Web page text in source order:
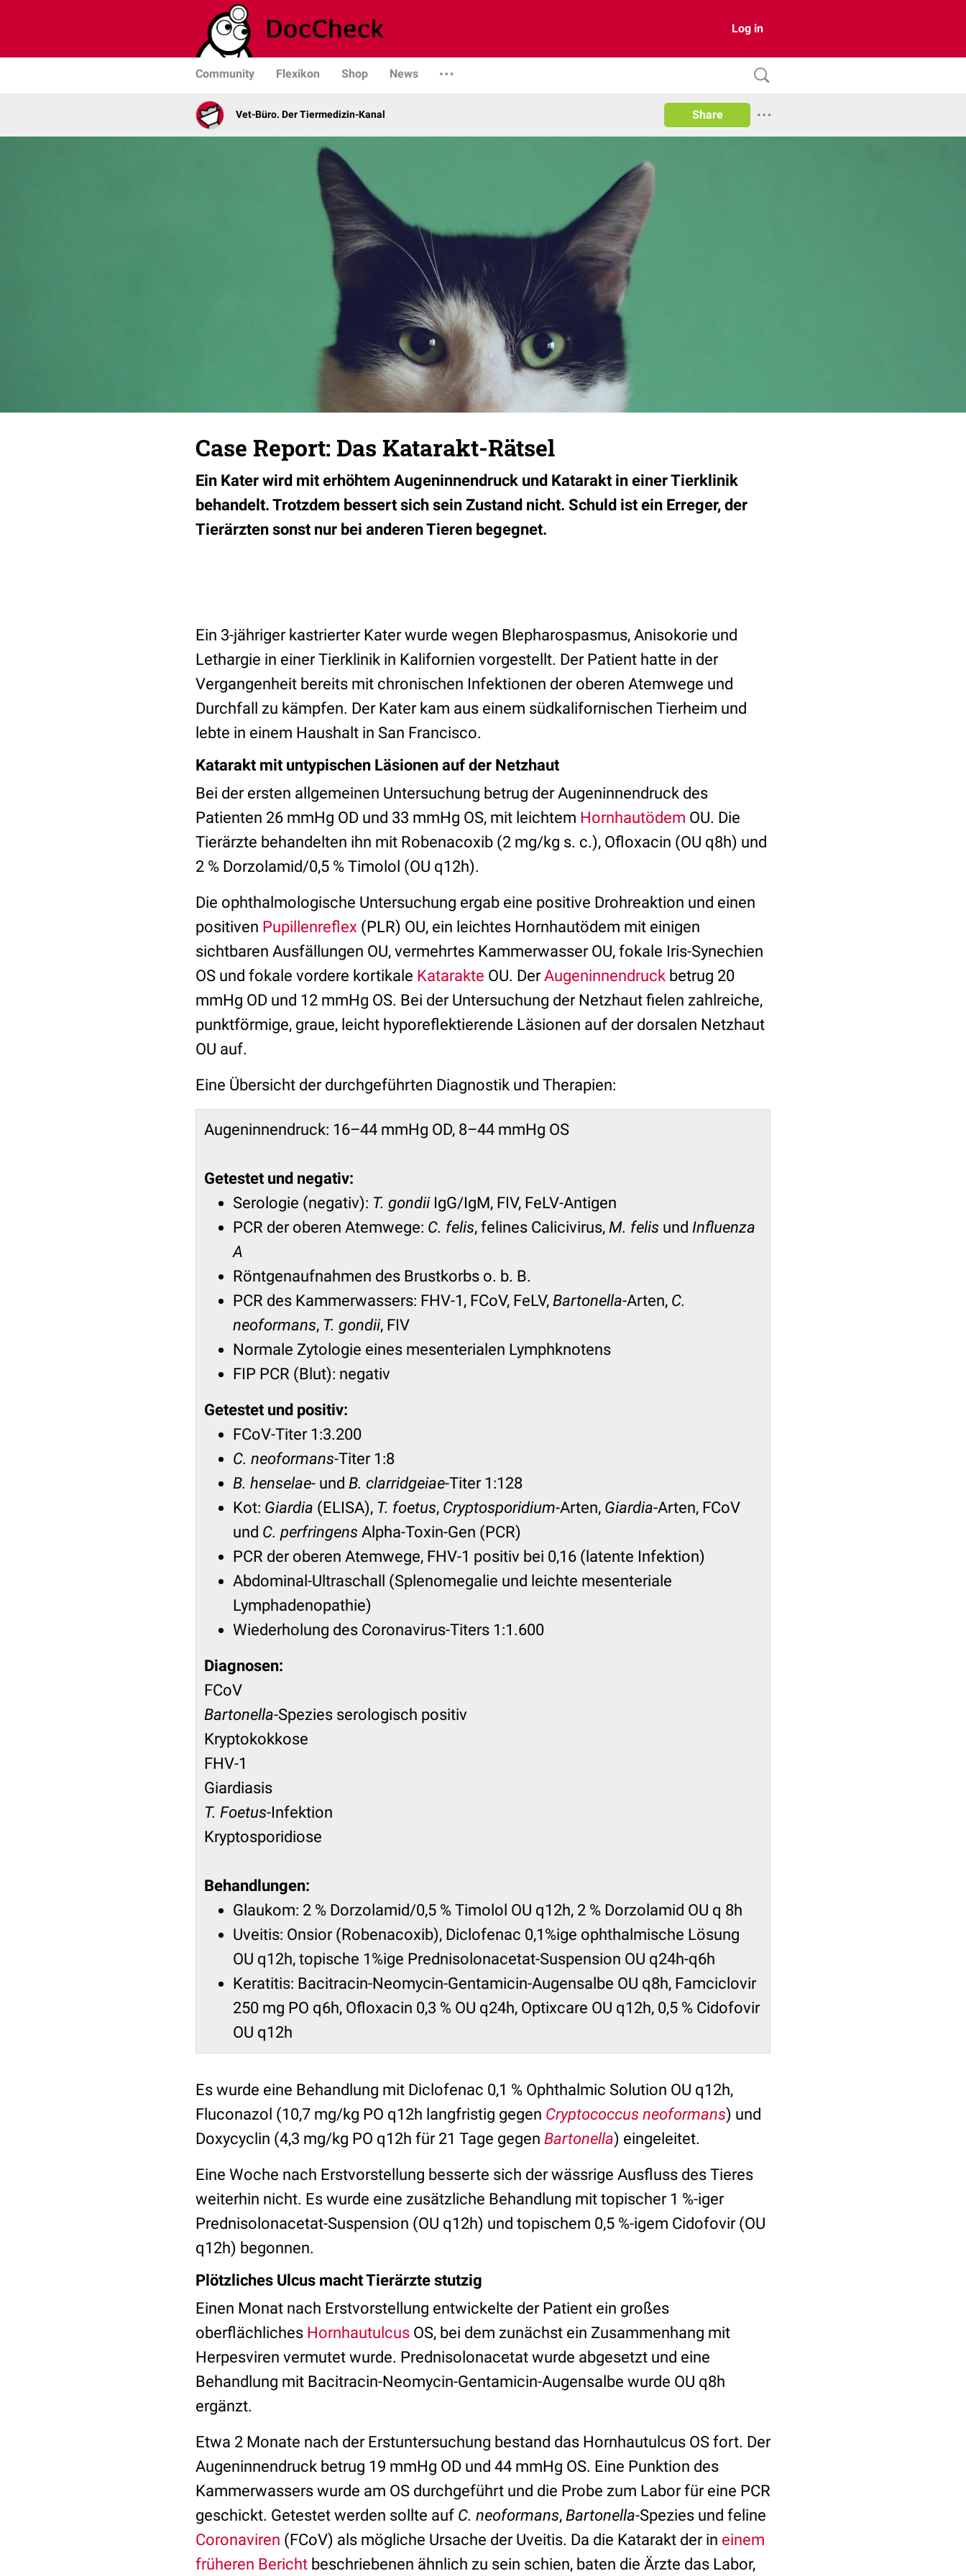
Log in
Community Flexikon Shop News
Vet-Büro. Der Tiermedizin-Kanal Share
Case Report: Das Katarakt-Rätsel
Ein Kater wird mit erhöhtem Augeninnendruck und Katarakt in einer Tierklinik
behandelt. Trotzdem bessert sich sein Zustand nicht. Schuld ist ein Erreger, der
Tierärzten sonst nur bei anderen Tieren begegnet.
Ein 3-jähriger kastrierter Kater wurde wegen Blepharospasmus, Anisokorie und
Lethargie in einer Tierklinik in Kalifornien vorgestellt. Der Patient hatte in der
Vergangenheit bereits mit chronischen Infektionen der oberen Atemwege und
Durchfall zu kämpfen. Der Kater kam aus einem südkalifornischen Tierheim und
lebte in einem Haushalt in San Francisco.
Katarakt mit untypischen Läsionen auf der Netzhaut
Bei der ersten allgemeinen Untersuchung betrug der Augeninnendruck des
Patienten 26 mmHg OD und 33 mmHg OS, mit leichtem Hornhautödem OU. Die
Tierärzte behandelten ihn mit Robenacoxib (2 mg/kg s. c.), Ofloxacin (OU q8h) und
2 % Dorzolamid/0,5 % Timolol (OU q12h).
Die ophthalmologische Untersuchung ergab eine positive Drohreaktion und einen
positiven Pupillenreflex (PLR) OU, ein leichtes Hornhautödem mit einigen
sichtbaren Ausfällungen OU, vermehrtes Kammerwasser OU, fokale Iris-Synechien
OS und fokale vordere kortikale Katarakte OU. DerAugeninnendruck betrug 20
mmHg OD und 12 mmHg OS. Bei der Untersuchung der Netzhaut fielen zahlreiche,
punktförmige, graue, leicht hyporeflektierende Läsionen auf der dorsalen Netzhaut
OU auf.
Eine Übersicht der durchgeführten Diagnostik und Therapien:
Augeninnendruck: 16–44 mmHg OD, 8–44 mmHg OS
Getestet und negativ:
Serologie (negativ): T. gondiiIgG/IgM, FIV, FeLV-Antigen
PCR der oberen Atemwege: C. felis, felines Calicivirus, M. felis und Influenza
A
Röntgenaufnahmen des Brustkorbs o. b. B.
PCR des Kammerwassers: FHV-1, FCoV, FeLV, Bartonella-Arten, C.
neoformans, T. gondii, FIV
Normale Zytologie eines mesenterialen Lymphknotens
FIP PCR (Blut): negativ
Getestet und positiv:
FCoV-Titer 1:3.200
C. neoformans-Titer 1:8
B. henselae- und B. clarridgeiae-Titer 1:128
Kot: Giardia (ELISA), T. foetus, Cryptosporidium-Arten, Giardia-Arten, FCoV
und C. perfringens Alpha-Toxin-Gen (PCR)
PCR der oberen Atemwege, FHV-1 positiv bei 0,16 (latente Infektion)
Abdominal-Ultraschall (Splenomegalie und leichte mesenteriale
Lymphadenopathie)
Wiederholung des Coronavirus-Titers 1:1.600
Diagnosen:
FCoV
Bartonella-Spezies serologisch positiv
Kryptokokkose
FHV-1
Giardiasis
T. Foetus-Infektion
Kryptosporidiose
Behandlungen:
Glaukom: 2 % Dorzolamid/0,5 % Timolol OU q12h, 2 % Dorzolamid OU q 8h
Uveitis: Onsior (Robenacoxib), Diclofenac 0,1%ige ophthalmische Lösung
OU q12h, topische 1%ige Prednisolonacetat-Suspension OU q24h-q6h
Keratitis: Bacitracin-Neomycin-Gentamicin-Augensalbe OU q8h, Famciclovir
250 mg PO q6h, Ofloxacin 0,3 % OU q24h, Optixcare OU q12h, 0,5 % Cidofovir
OU q12h
Es wurde eine Behandlung mit Diclofenac 0,1 % Ophthalmic Solution OU q12h,
Fluconazol (10,7 mg/kg PO q12h langfristig gegen Cryptococcus neoformans) und
Doxycyclin (4,3 mg/kg PO q12h für 21 Tage gegen Bartonella) eingeleitet.
Eine Woche nach Erstvorstellung besserte sich der wässrige Ausfluss des Tieres
weiterhin nicht. Es wurde eine zusätzliche Behandlung mit topischer 1 %-iger
Prednisolonacetat-Suspension (OU q12h) und topischem 0,5 %-igem Cidofovir (OU
q12h) begonnen.
Plötzliches Ulcus macht Tierärzte stutzig
Einen Monat nach Erstvorstellung entwickelte der Patient ein großes
oberflächliches Hornhautulcus OS, bei dem zunächst ein Zusammenhang mit
Herpesviren vermutet wurde. Prednisolonacetat wurde abgesetzt und eine
Behandlung mit Bacitracin-Neomycin-Gentamicin-Augensalbe wurde OU q8h
ergänzt.
Etwa 2 Monate nach der Erstuntersuchung bestand das Hornhautulcus OS fort. Der
Augeninnendruck betrug 19 mmHg OD und 44 mmHg OS. Eine Punktion des
Kammerwassers wurde am OS durchgeführt und die Probe zum Labor für eine PCR
geschickt. Getestet werden sollte auf C. neoformans, Bartonella-Spezies und feline
Coronaviren (FCoV) als mögliche Ursache der Uveitis. Da die Katarakt der in einem
früheren Bericht beschriebenen ähnlich zu sein schien, baten die Ärzte das Labor,